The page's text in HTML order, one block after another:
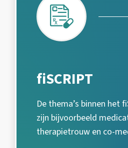
fiSCRIPT
De thema’s binnen het
zijn bijvoorbeeld
therapietrouw en co-